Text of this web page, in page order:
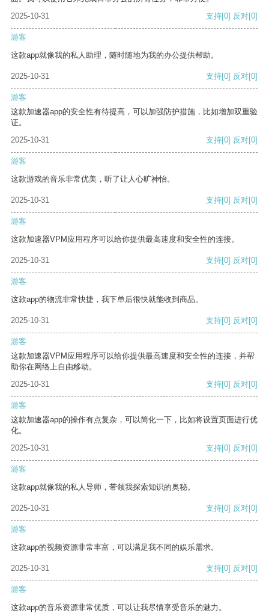
2025-10-31
支持[0] 反对[0]
游客
这款app就像我的私人助理，随时随地为我的办公提供帮助。
2025-10-31 支持[0] 反对[0]
游客
这款加速器app的安全性有待提高，可以加强防护措施，比如增加双重验
证。
2025-10-31
支持[0] 反对[0]
游客
这款游戏的音乐非常优美，听了让人心旷神怡。
2025-10-31 支持[0] 反对[0]
游客
这款加速器VPM应用程序可以给你提供最高速度和安全性的连接。
2025-10-31 支持[0] 反对[0]
游客
这款app的物流非常快捷，我下单后很快就能收到商品。
2025-10-31 支持[0] 反对[0]
游客
这款加速器VPM应用程序可以给你提供最高速度和安全性的连接，并帮
助你在网络上自由移动。
2025-10-31
支持[0] 反对[0]
游客
这款加速器app的操作有点复杂，可以简化一下，比如将设置页面进行优
化。
2025-10-31
支持[0] 反对[0]
游客
这款app就像我的私人导师，带领我探索知识的奥秘。
2025-10-31 支持[0] 反对[0]
游客
这款app的视频资源非常丰富，可以满足我不同的娱乐需求。
2025-10-31 支持[0] 反对[0]
游客
这款app的音乐资源非常优质，可以让我尽情享受音乐的魅力。